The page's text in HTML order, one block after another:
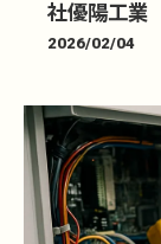
社優陽工業
2026/02/04